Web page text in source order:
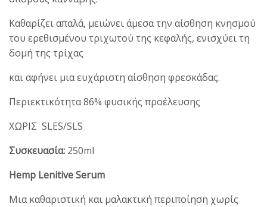
Καθαρίζει απαλά, μειώνει άμεσα την αίσθηση κνησμού
του ερεθισμένου τριχωτού της κεφαλής, ενισχύει τη
δομή της τρίχας
και αφήνει μια ευχάριστη αίσθηση φρεσκάδας.
Περιεκτικότητα 86% φυσικής προέλευσης
ΧΩΡΙΣ SLES/SLS
Συσκευασία: 250ml
Hemp Lenitive Serum
Μια καθαριστική και μαλακτική περιποίηση χωρίς